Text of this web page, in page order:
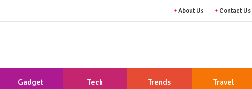
About Us Contact Us
Gadget Tech Trends Travel